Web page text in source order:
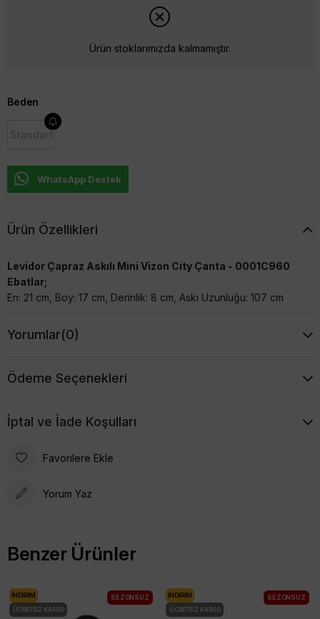
Ürün stoklarımızda kalmamıştır.
Beden
Standart
WhatsApp Destek
Ürün Özellikleri
Levidor Çapraz Askılı Mini Vizon City Çanta - 0001C960
Ebatlar;
En: 21 cm, Boy: 17 cm, Derinlik: 8 cm, Askı Uzunluğu: 107 cm
Yorumlar(0)
Ödeme Seçenekleri
İptal ve İade Koşulları
Favorilere Ekle
Yorum Yaz
Benzer Ürünler
İNDIRIM
ÜCRETSIZ KARGO
SEZONSUZ İNDIRIM
ÜCRETSIZ KARGO
SEZONSUZ